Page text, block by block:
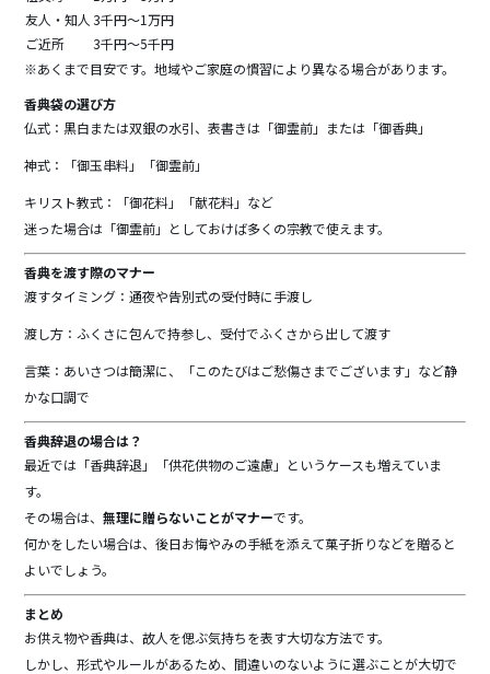
友人・知人 3千円～1万円
ご近所
3千円～5千円
※あくまで目安です。地域やご家庭の慣習により異なる場合があります。
香典袋の選び方
仏式：黒白または双銀の水引、表書きは「御霊前」または「御香典」
神式：「御玉串料」「御霊前」
キリスト教式：「御花料」「献花料」など
迷った場合は「御霊前」としておけば多くの宗教で使えます。
香典を渡す際のマナー
渡すタイミング：通夜や告別式の受付時に手渡し
渡し方：ふくさに包んで持参し、受付でふくさから出して渡す
言葉：あいさつは簡潔に、「このたびはご愁傷さまでございます」など静
かな口調で
香典辞退の場合は？
最近では「香典辞退」「供花供物のご遠慮」というケースも増えていま
す。
その場合は、無理に贈らないことがマナーです。
何かをしたい場合は、後日お悔やみの手紙を添えて菓子折りなどを贈ると
よいでしょう。
まとめ
お供え物や香典は、故人を偲ぶ気持ちを表す大切な方法です。
しかし、形式やルールがあるため、間違いのないように選ぶことが大切で